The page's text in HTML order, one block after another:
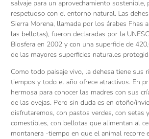
salvaje para un aprovechamiento sostenible,
respetuoso con el entorno natural. Las
Sierra Morena, llamada por los árabes Fhas
las bellotas), fueron declaradas por la
Biosfera en 2002 y con una superficie de
de las mayores superficies naturales
Como todo paisaje vivo, la dehesa tiene sus
tiempos y todo el año ofrece atractivos. En
hermosa para conocer las madres con sus
de las ovejas. Pero sin duda es en otoño/
disfrutaremos, con pastos verdes, con setas
comestibles, con bellotas que alimentan al
montanera -tiempo en que el animal recorre